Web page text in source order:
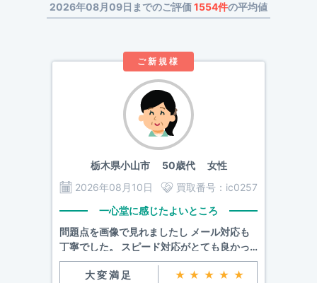
2026年08月09日までのご評価1554件の平均値
ご新規様
栃木県小山市50歳代 女性
2026年08月10日
買取番号： ic0257
一心堂に感じたよいところ
問題点を画像で見れましたし メール対応も
丁寧でした。 スピード対応がとても良かっ
たです。
大変満足
★★★★★